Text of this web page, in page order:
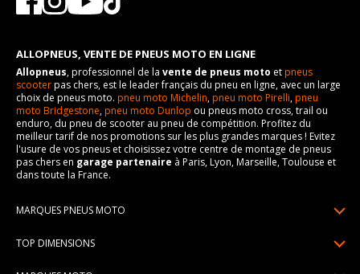
ALLOPNEUS, VENTE DE PNEUS MOTO EN LIGNE
Allopneus, professionnel de la vente de pneus moto etpneus
scooterpas chers, est le leader français du pneu en ligne, avec un large
choix de pneus moto. pneu moto Michelin,pneu moto Pirelli,pneu
moto Bridgestone,pneu moto Dunlop ou pneus moto cross, trail ou
enduro, du pneu de scooter au pneu de compétition. Profitez du
meilleur tarif de nos promotions sur les plus grandes marques ! Evitez
l'usure de vos pneus et choisissez votre centre de montage de pneus
pas chers en garage partenaire à Paris, Lyon, Marseille, Toulouse et
dans toute la France.
MARQUES PNEUS MOTO
TOP DIMENSIONS